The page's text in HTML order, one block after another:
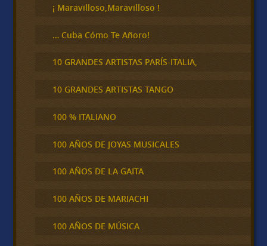
¡ Maravilloso,Maravilloso !
… Cuba Cómo Te Añoro!
10 GRANDES ARTISTAS PARÍS-ITALIA,
10 GRANDES ARTISTAS TANGO
100 % ITALIANO
100 AÑOS DE JOYAS MUSICALES
100 AÑOS DE LA GAITA
100 AÑOS DE MARIACHI
100 AÑOS DE MÚSICA